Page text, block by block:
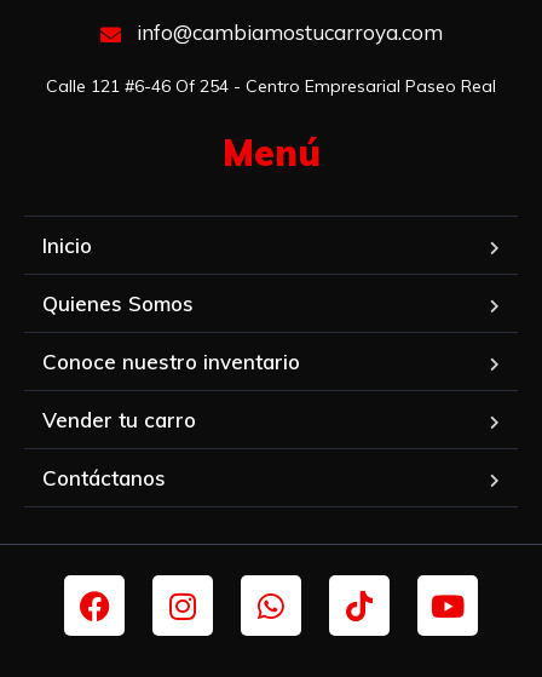
info@cambiamostucarroya.com
Calle 121 #6-46 Of 254 - Centro Empresarial Paseo Real
Menú​
Inicio
Quienes Somos
Conoce nuestro inventario
Vender tu carro
Contáctanos